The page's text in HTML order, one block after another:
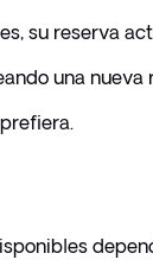
su reserva
una nueva